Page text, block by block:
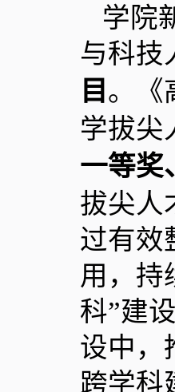
学院
与科技
目 。《
学拔尖
一等奖
拔尖人
过有效
用，持
科”建
设中，
跨学科